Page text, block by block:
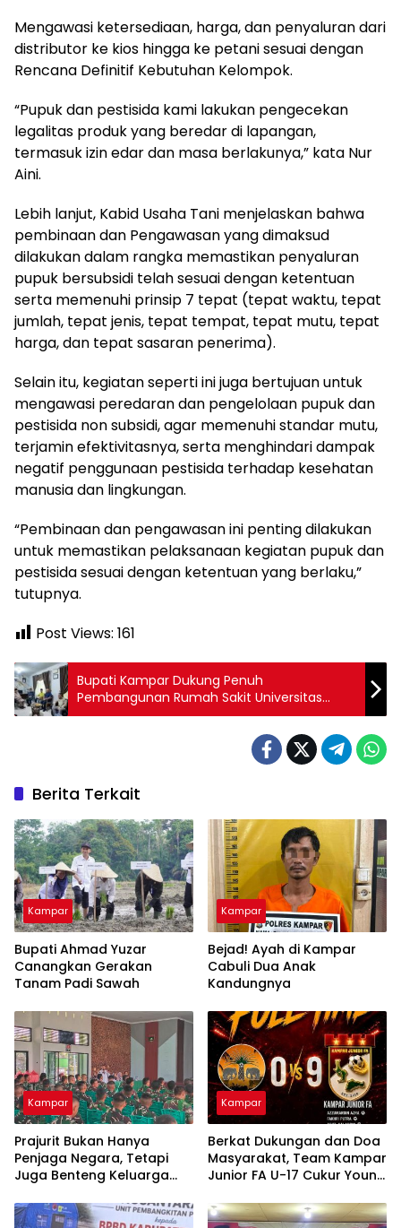
Mengawasi ketersediaan, harga, dan penyaluran dari
distributor ke kios hingga ke petani sesuai dengan
Rencana Definitif Kebutuhan Kelompok.
“Pupuk dan pestisida kami lakukan pengecekan
legalitas produk yang beredar di lapangan,
termasuk izin edar dan masa berlakunya,” kata Nur
Aini.
Lebih lanjut, Kabid Usaha Tani menjelaskan bahwa
pembinaan dan Pengawasan yang dimaksud
dilakukan dalam rangka memastikan penyaluran
pupuk bersubsidi telah sesuai dengan ketentuan
serta memenuhi prinsip 7 tepat (tepat waktu, tepat
jumlah, tepat jenis, tepat tempat, tepat mutu, tepat
harga, dan tepat sasaran penerima).
Selain itu, kegiatan seperti ini juga bertujuan untuk
mengawasi peredaran dan pengelolaan pupuk dan
pestisida non subsidi, agar memenuhi standar mutu,
terjamin efektivitasnya, serta menghindari dampak
negatif penggunaan pestisida terhadap kesehatan
manusia dan lingkungan.
“Pembinaan dan pengawasan ini penting dilakukan
untuk memastikan pelaksanaan kegiatan pupuk dan
pestisida sesuai dengan ketentuan yang berlaku,”
tutupnya.
Post Views: 161
Bupati Kampar Dukung Penuh
Pembangunan Rumah Sakit Universitas
Abdurrab di Kabupaten Kampar
Berita Terkait
Kampar
Bupati Ahmad Yuzar
Canangkan Gerakan
Tanam Padi Sawah
Kampar
Bejad! Ayah di Kampar
Cabuli Dua Anak
Kandungnya
Kampar
Prajurit Bukan Hanya
Penjaga Negara, Tetapi
Juga Benteng Keluarga
Kampar
Berkat Dukungan dan Doa
Masyarakat, Team Kampar
Junior FA U-17 Cukur Young
Soeratin